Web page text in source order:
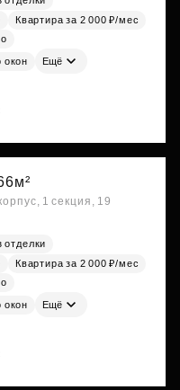
Квартира за 2 000 ₽/мес
окон Ещё
1 секция, 19
отделки
Квартира за 2 000 ₽/мес
окон Ещё